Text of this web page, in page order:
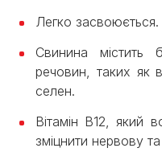
Легко засвоюється.
Свинина містить
речовин, таких як
селен.
Вітамін B12, який
зміцнити нервову